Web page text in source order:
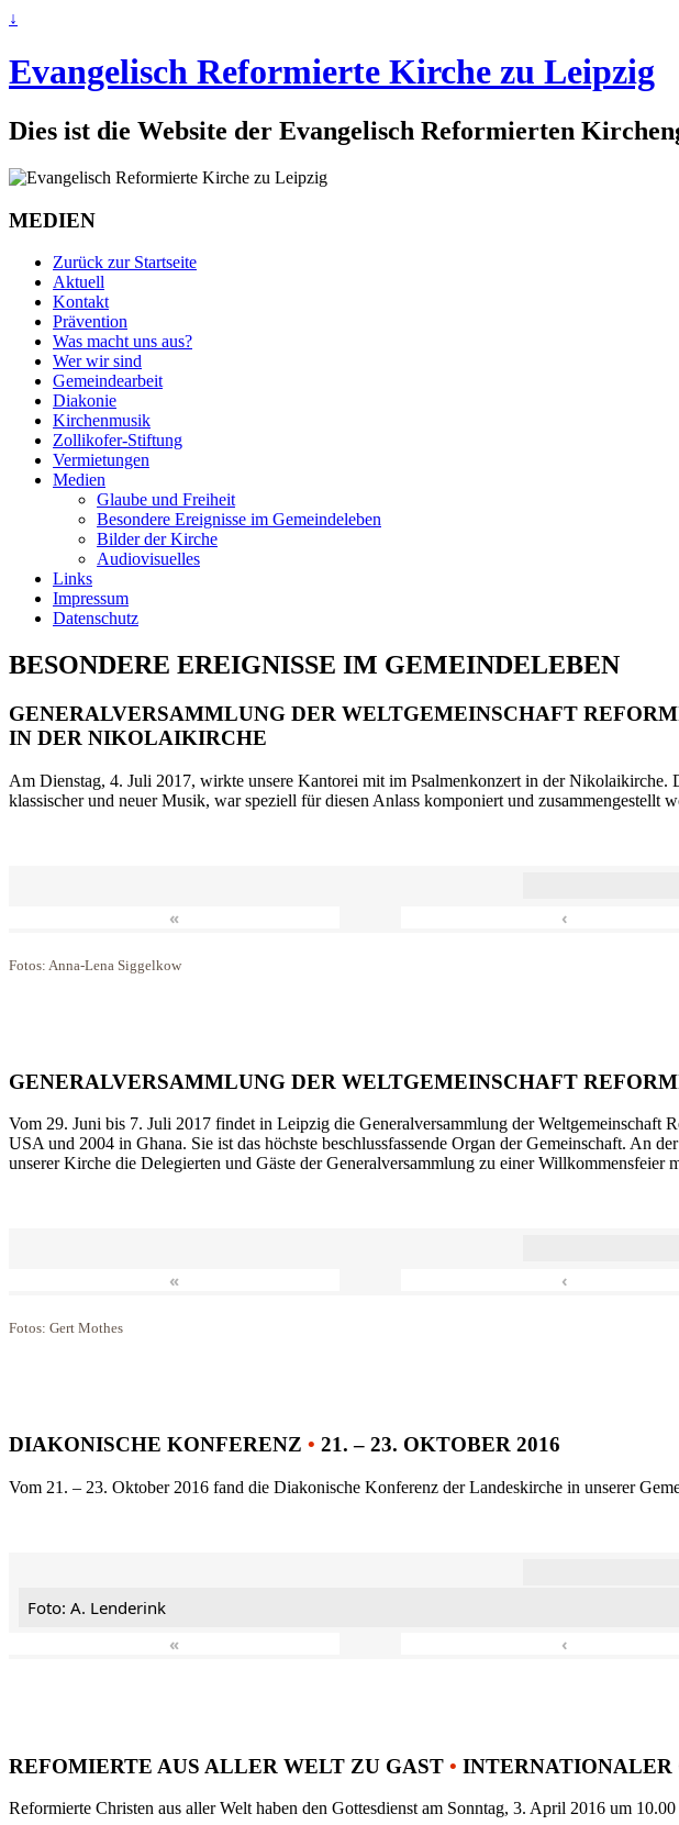
↓
Evangelisch Reformierte Kirche zu Leipzig
Dies ist die Website der Evangelisch Reformierten
MEDIEN
Zurück zur Startseite
Aktuell
Kontakt
Prävention
Was macht uns aus?
Wer wir sind
Gemeindearbeit
Diakonie
Kirchenmusik
Zollikofer-Stiftung
Vermietungen
Medien
Glaube und Freiheit
Besondere Ereignisse im Gemeindeleben
Bilder der Kirche
Audiovisuelles
Links
Impressum
Datenschutz
BESONDERE EREIGNISSE IM GEMEINDELEBEN
GENERALVERSAMMLUNG DER WELTGEMEINSCHAFT
IN DER NIKOLAIKIRCHE
Am Dienstag, 4. Juli 2017, wirkte unsere Kantorei mit im Psalmenkonzert in der
klassischer und neuer Musik, war speziell für diesen Anlass komponiert und zusammengestellt
« ‹
Fotos: Anna-Lena Siggelkow
GENERALVERSAMMLUNG DER WELTGEMEINSCHAFT
Vom 29. Juni bis 7. Juli 2017 findet in Leipzig die Generalversammlung der Weltgemeinschaft
USA und 2004 in Ghana. Sie ist das höchste beschlussfassende Organ der Gemeinschaft. An
unserer Kirche die Delegierten und Gäste der Generalversammlung zu einer Willkommensfeier
« ‹
Fotos: Gert Mothes
DIAKONISCHE KONFERENZ • 21. – 23. OKTOBER 2016
Vom 21. – 23. Oktober 2016 fand die Diakonische Konferenz der Landeskirche in unserer
Foto: A. Lenderink
«
‹
REFOMIERTE AUS ALLER WELT ZU GAST • INTERNATIONALER
Reformierte Christen aus aller Welt haben den Gottesdienst am Sonntag, 3. April 2016 um